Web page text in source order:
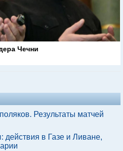
Чечни
Результаты матчей
действия в Газе и Ливане,